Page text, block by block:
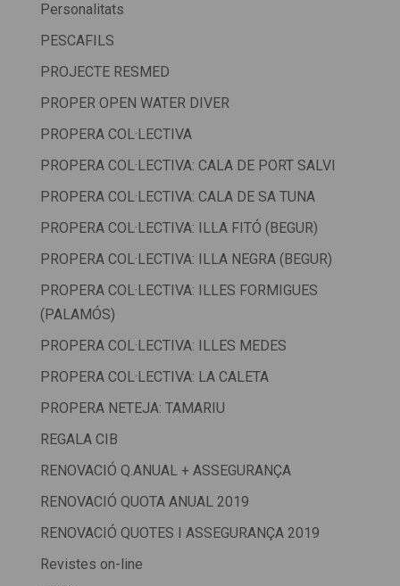
Personalitats
PESCAFILS
PROJECTE RESMED
PROPER OPEN WATER DIVER
PROPERA COL·LECTIVA
PROPERA COL·LECTIVA: CALA DE PORT SALVI
PROPERA COL·LECTIVA: CALA DE SA TUNA
PROPERA COL·LECTIVA: ILLA FITÓ (BEGUR)
PROPERA COL·LECTIVA: ILLA NEGRA (BEGUR)
PROPERA COL·LECTIVA: ILLES FORMIGUES
(PALAMÓS)
PROPERA COL·LECTIVA: ILLES MEDES
PROPERA COL·LECTIVA: LA CALETA
PROPERA NETEJA: TAMARIU
REGALA CIB
RENOVACIÓ Q.ANUAL + ASSEGURANÇA
RENOVACIÓ QUOTA ANUAL 2019
RENOVACIÓ QUOTES I ASSEGURANÇA 2019
Revistes on-line